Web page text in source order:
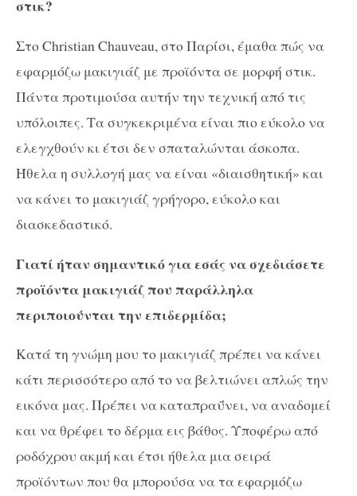
στικ?
Στο Christian Chauveau, στο Παρίσι, έμαθα πώς να
εφαρμόζω μακιγιάζ με προϊόντα σε μορφή στικ.
Πάντα προτιμούσα αυτήν την τεχνική από τις
υπόλοιπες. Τα συγκεκριμένα είναι πιο εύκολο να
ελεγχθούν κι έτσι δεν σπαταλώνται άσκοπα.
Ήθελα η συλλογή μας να είναι «διαισθητική» και
να κάνει το μακιγιάζ γρήγορο, εύκολο και
διασκεδαστικό.
Γιατί ήταν σημαντικό για εσάς να σχεδιάσετε
προϊόντα μακιγιάζ που παράλληλα
περιποιούνται την επιδερμίδα;
Κατά τη γνώμη μου το μακιγιάζ πρέπει να κάνει
κάτι περισσότερο από το να βελτιώνει απλώς την
εικόνα μας. Πρέπει να καταπραΰνει, να αναδομεί
και να θρέφει το δέρμα εις βάθος. Υποφέρω από
ροδόχρου ακμή και έτσι ήθελα μια σειρά
προϊόντων που θα μπορούσα να τα εφαρμόζω